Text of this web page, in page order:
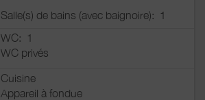
Salle(s) de bains (avec baignoire):
1
WC:
1
WC privés
Cuisine
Appareil à fondue